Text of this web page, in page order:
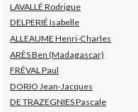
LAVALLÉ Rodrigue
DELPERIÉ Isabelle
ALLEAUME Henri-Charles
ARÈS Ben (Madagascar)
FRÉVAL Paul
DORIO Jean-Jacques
DE TRAZEGNIES Pascale